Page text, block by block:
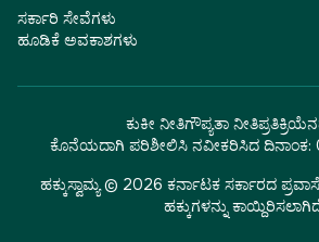
ಸರ್ಕಾರಿ ಸೇವೆಗಳು
ಹೂಡಿಕೆ ಅವಕಾಶಗಳು
ಕುಕೀ ನೀತಿಗೌಪ್ಯತಾ ನೀತಿಪ್ರತಿಕ್ರಿಯೆ
ಕೊನೆಯದಾಗಿ ಪರಿಶೀಲಿಸಿ ನವೀಕರಿಸಿದ ದಿನಾಂಕ:
ಹಕ್ಕುಸ್ವಾಮ್ಯ © 2026 ಕರ್ನಾಟಕ ಸರ್ಕಾರದ
ಹಕ್ಕುಗಳನ್ನು